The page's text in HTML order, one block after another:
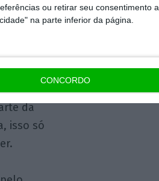
ou retirar seu consentimento a
na parte inferior da página.
CONCORDO
da
isso só